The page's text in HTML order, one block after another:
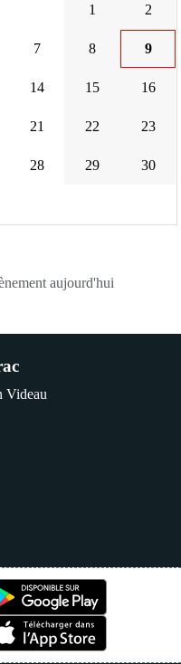
1 2
7 8 9
14 15 16
21 22 23
28 29 30
aujourd'hui
Videau